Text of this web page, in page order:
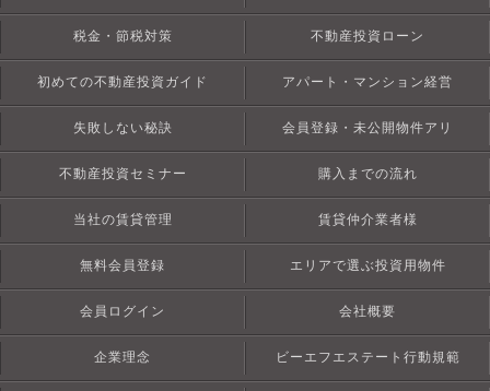
税金・節税対策 不動産投資ローン
初めての不動産投資ガイド アパート・マンション経営
失敗しない秘訣 会員登録・未公開物件アリ
不動産投資セミナー 購入までの流れ
当社の賃貸管理 賃貸仲介業者様
無料会員登録 エリアで選ぶ投資用物件
会員ログイン 会社概要
企業理念 ビーエフエステート行動規範